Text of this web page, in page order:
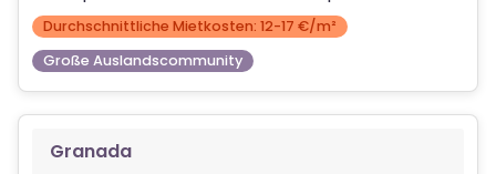
Durchschnittliche Mietkosten: 12-17 €/m²
Große Auslandscommunity
Granada